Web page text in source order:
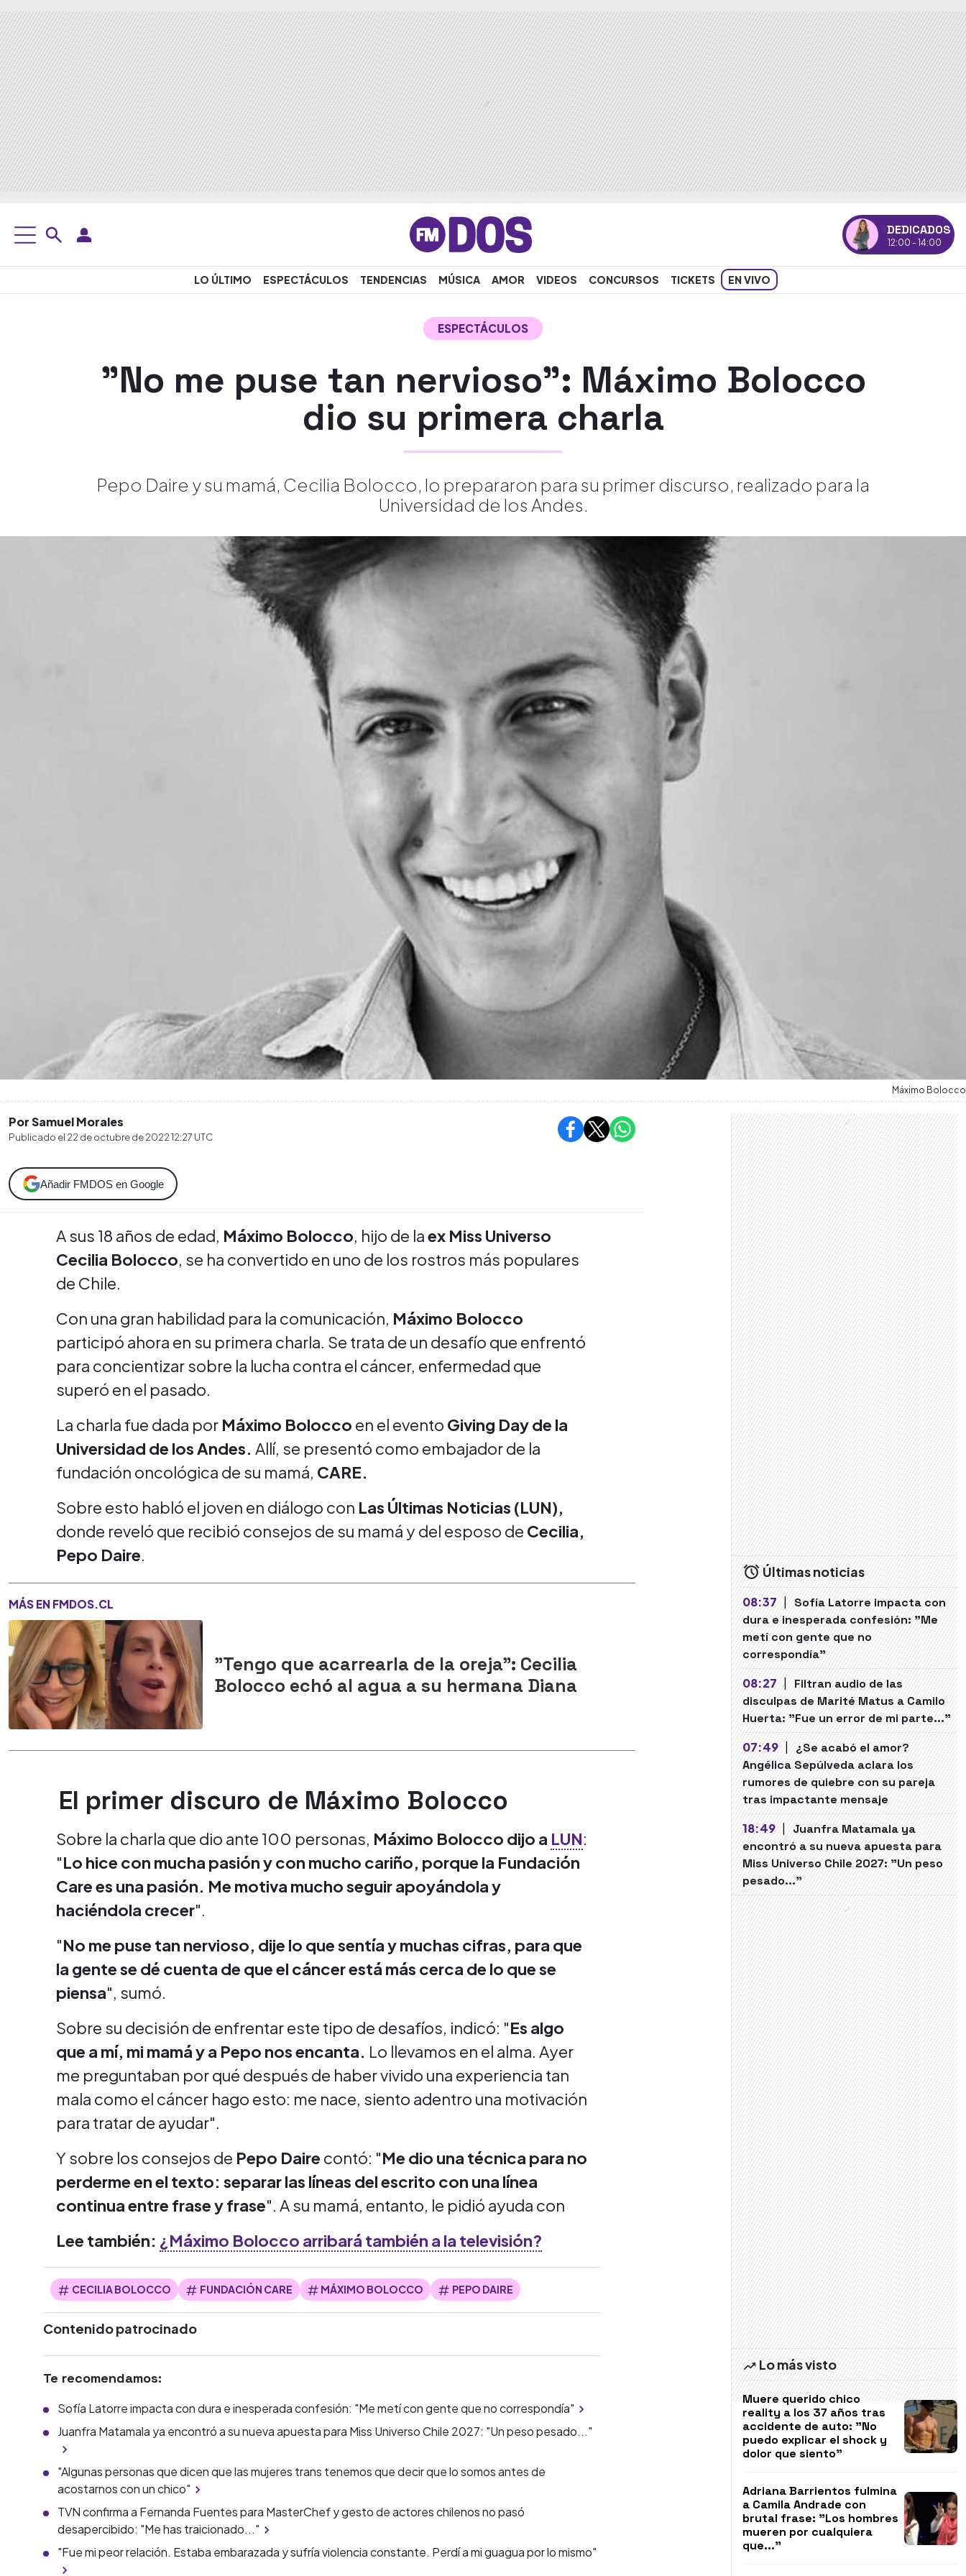
DEDICADOS
12:00 - 14:00
LO ÚLTIMO ESPECTÁCULOS TENDENCIAS MÚSICA AMOR VIDEOS CONCURSOS TICKETS EN VIVO
ESPECTÁCULOS
"No me puse tan nervioso": Máximo Bolocco
dio su primera charla
Pepo Daire y su mamá, Cecilia Bolocco, lo prepararon para su primer discurso, realizado para la
Universidad de los Andes.
Máximo Bolocco
Por Samuel Morales
Publicado el 22 de octubre de 2022 12:27 UTC
Añadir FMDOS en Google
A sus 18 años de edad, Máximo Bolocco, hijo de laex Miss Universo
Cecilia Bolocco, se ha convertido en uno de los rostros más populares
de Chile.
Con una gran habilidad para la comunicación, Máximo Bolocco
participó ahora en su primera charla. Se trata de un desafío que enfrentó
para concientizar sobre la lucha contra el cáncer, enfermedad que
superó en el pasado.
La charla fue dada por Máximo Bolocco en el evento Giving Day de la
Universidad de los Andes. Allí, se presentó como embajador de la
fundación oncológica de su mamá, CARE.
Sobre esto habló el joven en diálogo con Las Últimas Noticias (LUN),
donde reveló que recibió consejos de su mamá y del esposo de Cecilia,
Pepo Daire.
MÁS EN FMDOS.CL
"Tengo que acarrearla de la oreja": Cecilia
Bolocco echó al agua a su hermana Diana
El primer discuro de Máximo Bolocco
Sobre la charla que dio ante 100 personas, Máximo Bolocco dijo a LUN:
"Lo hice con mucha pasión y con mucho cariño, porque la Fundación
Care es una pasión. Me motiva mucho seguir apoyándola y
haciéndola crecer".
"No me puse tan nervioso, dije lo que sentía y muchas cifras, para que
la gente se dé cuenta de que el cáncer está más cerca de lo que se
piensa", sumó.
Sobre su decisión de enfrentar este tipo de desafíos, indicó: "Es algo
que a mí, mi mamá y a Pepo nos encanta. Lo llevamos en el alma. Ayer
me preguntaban por qué después de haber vivido una experiencia tan
mala como el cáncer hago esto: me nace, siento adentro una motivación
para tratar de ayudar".
Y sobre los consejos de Pepo Daire contó: "Me dio una técnica para no
perderme en el texto: separar las líneas del escrito con una línea
continua entre frase y frase". A su mamá, entanto, le pidió ayuda con
Lee también: ¿Máximo Bolocco arribará también a la televisión?
CECILIA BOLOCCO FUNDACIÓN CARE MÁXIMO BOLOCCO PEPO DAIRE
Contenido patrocinado
Te recomendamos:
Sofía Latorre impacta con dura e inesperada confesión: "Me metí con gente que no correspondía"
Juanfra Matamala ya encontró a su nueva apuesta para Miss Universo Chile 2027: "Un peso pesado..."
"Algunas personas que dicen que las mujeres trans tenemos que decir que lo somos antes de
acostarnos con un chico"
TVN confirma a Fernanda Fuentes para MasterChef y gesto de actores chilenos no pasó
desapercibido: "Me has traicionado..."
"Fue mi peor relación. Estaba embarazada y sufría violencia constante. Perdí a mi guagua por lo mismo"
Últimas noticias
08:37 | Sofía Latorre impacta con
dura e inesperada confesión: "Me
metí con gente que no
correspondía"
08:27 | Filtran audio de las
disculpas de Marité Matus a Camilo
Huerta: "Fue un error de mi parte..."
07:49 | ¿Se acabó el amor?
Angélica Sepúlveda aclara los
rumores de quiebre con su pareja
tras impactante mensaje
18:49 | Juanfra Matamala ya
encontró a su nueva apuesta para
Miss Universo Chile 2027: "Un peso
pesado..."
Lo más visto
Muere querido chico
reality a los 37 años tras
accidente de auto: "No
puedo explicar el shock y
dolor que siento"
Adriana Barrientos fulmina
a Camila Andrade con
brutal frase: "Los hombres
mueren por cualquiera
que..."